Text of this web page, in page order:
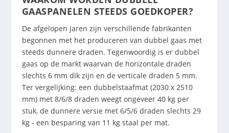
GAASPANELEN STEEDS GOEDKOPER?
De afgelopen jaren zijn verschillende fabrikanten
begonnen met het produceren van dubbel gaas met
steeds dunnere draden. Tegenwoordig is er dubbel
gaas op de markt waarvan de horizontale draden
slechts 6 mm dik zijn en de verticale draden 5 mm.
Ter vergelijking: een dubbelstaafmat (2030 x 2510
mm) met 8/6/8 draden weegt ongeveer 40 kg per
stuk, de dunnere versie met 6/5/6 draden slechts 29
kg - een besparing van 11 kg staal per mat.